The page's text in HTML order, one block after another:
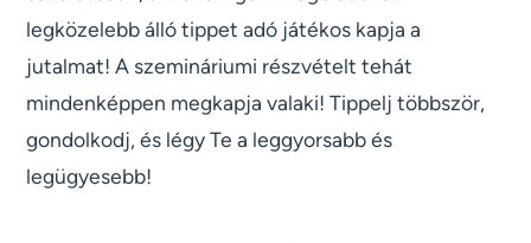
legközelebb álló tippet adó játékos kapja a
jutalmat! A szemináriumi részvételt tehát
mindenképpen megkapja valaki! Tippelj többször,
gondolkodj, és légy Te a leggyorsabb és
legügyesebb!